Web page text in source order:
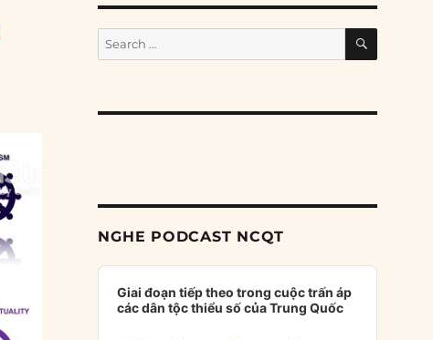
Search
for:
SEARCH
NGHE PODCAST NCQT
Audio
Player
Giai đoạn tiếp theo trong cuộc trấn áp
các dân tộc thiểu số của Trung Quốc